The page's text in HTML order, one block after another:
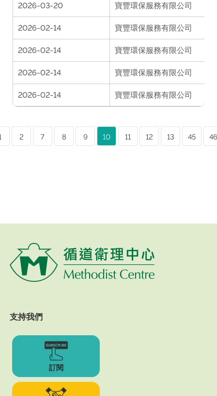
2026-03-20 寶豐環保服務有限公司
2026-02-14 寶豐環保服務有限公司
2026-02-14 寶豐環保服務有限公司
2026-02-14 寶豐環保服務有限公司
2026-02-14 寶豐環保服務有限公司
2 7 8 9 10 11 12 13 45 46
支持我們
訂閱